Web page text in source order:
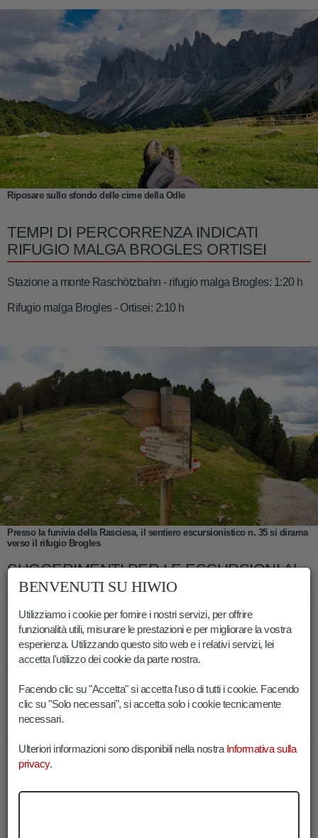
Riposare sullo sfondo delle cime della Odle
TEMPI DI PERCORRENZA INDICATI
RIFUGIO MALGA BROGLES ORTISEI
Stazione a monte Raschötzbahn - rifugio malga Brogles: 1:20 h
Rifugio malga Brogles - Ortisei: 2:10 h
Presso la funivia della Rasciesa, il sentiero escursionistico n. 35 si dirama
verso il rifugio Brogles
SUGGERIMENTI PER LE ESCURSIONI AL
RIFUGIO MALGA BROGLES
In alternativa all'itinerario qui proposto, è possibile combinare il
rifugio malga Broglescon lasalita alla panoramica Rasciesa.
Si consiglia anche l'ulteriore escursione nellaval diFunes
salita da Villnöss al rifugio malgaBrogles
INFORMAZIONI ESCURSIONE AL RIFUGIO
MALGA BROGLES DI ORTISEI
Durata:
Guadagno altitudine:
150 m
BENVENUTI SU HIWIO
Utilizziamo i cookie per fornire i nostri servizi, per offrire
funzionalità utili, misurare le prestazioni e per migliorare la vostra
esperienza. Utilizzando questo sito web e i relativi servizi, lei
accetta l'utilizzo dei cookie da parte nostra.
Facendo clic su "Accetta" si accetta l'uso di tutti i cookie. Facendo
clic su "Solo necessari", si accetta solo i cookie tecnicamente
necessari.
Ulteriori informazioni sono disponibili nella nostra Informativa sulla
privacy.